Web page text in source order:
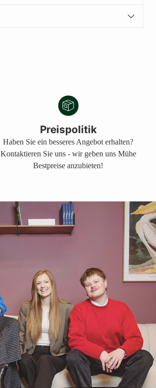
Preispolitik
Haben Sie ein besseres Angebot erhalten?
Kontaktieren Sie uns - wir geben uns Mühe
Bestpreise anzubieten!